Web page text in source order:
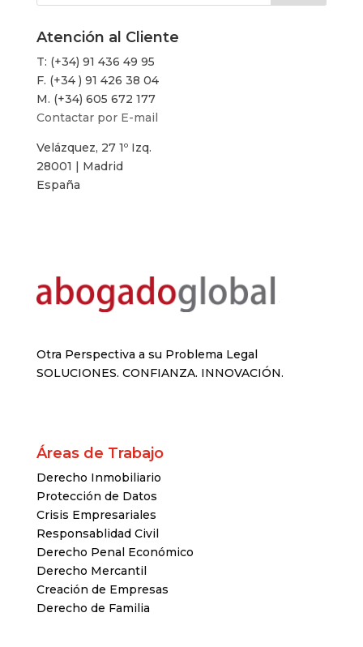
Atención al Cliente
T: (+34) 91 436 49 95
F. (+34 ) 91 426 38 04
M. (+34) 605 672 177
Contactar por E-mail
Velázquez, 27 1º Izq.
28001 | Madrid
España
Otra Perspectiva a su Problema Legal
SOLUCIONES. CONFIANZA. INNOVACIÓN.
Áreas de Trabajo
Derecho Inmobiliario
Protección de Datos
Crisis Empresariales
Responsablidad Civil
Derecho Penal Económico
Derecho Mercantil
Creación de Empresas
Derecho de Familia